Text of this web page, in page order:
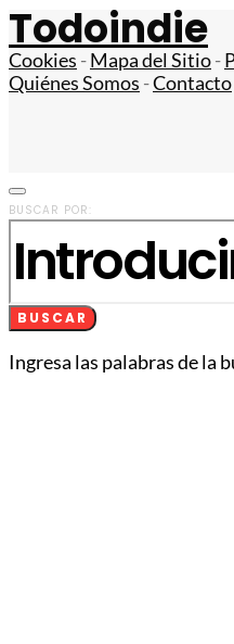
Todoindie
Cookies -Mapa del Sitio-
Quiénes Somos -Contacto
BUSCAR POR:
BUSCAR
Ingresa las palabras de la